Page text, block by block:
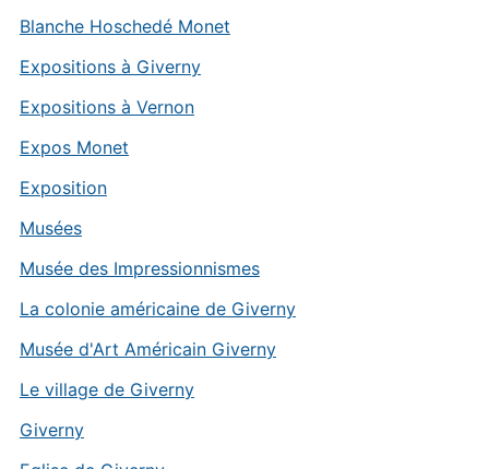
Blanche Hoschedé Monet
Expositions à Giverny
Expositions à Vernon
Expos Monet
Exposition
Musées
Musée des Impressionnismes
La colonie américaine de Giverny
Musée d'Art Américain Giverny
Le village de Giverny
Giverny